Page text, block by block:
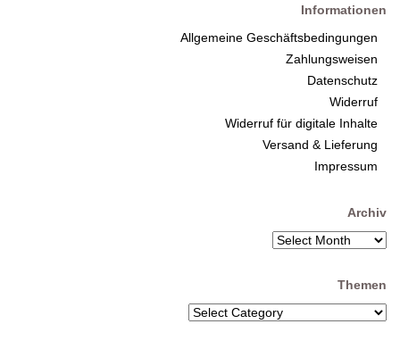
Informationen
Allgemeine Geschäftsbedingungen
Zahlungsweisen
Datenschutz
Widerruf
Widerruf für digitale Inhalte
Versand & Lieferung
Impressum
Archiv
Themen